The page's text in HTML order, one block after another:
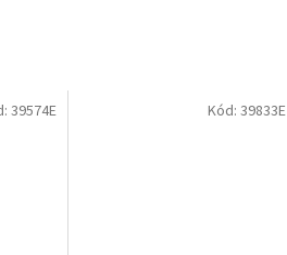
39574E Kód: 39833E